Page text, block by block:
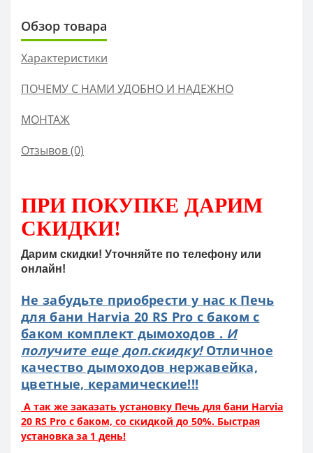
Обзор товара
Характеристики
ПОЧЕМУ С НАМИ УДОБНО И НАДЕЖНО
МОНТАЖ
Отзывов (0)
ПРИ ПОКУПКЕ ДАРИМ
СКИДКИ!
Дарим скидки! Уточняйте по телефону или
онлайн!
Не забудьте приобрести у нас к Печь
для бани Harvia 20 RS Pro с баком с
баком комплект дымоходов . И
получите еще доп.скидку!Отличное
качество дымоходов нержавейка,
цветные, керамические!!!
А так же заказать установку Печь для бани Harvia
20 RS Pro с баком, со скидкой до 50%. Быстрая
установка за 1 день!